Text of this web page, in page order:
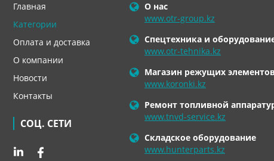
Главная
Категории
Оплата и доставка
О компании
Новости
Контакты
СОЦ. СЕТИ
О нас
www.otr-group.kz
Спецтехника и
www.otr-tehnika.kz
Магазин режущих
www.koronki.kz
Ремонт топливной
www.tnvd-service.kz
Складское оборудование
www.hunterparts.kz